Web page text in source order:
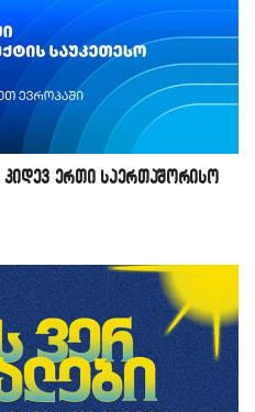
კიდევ ერთი საერთაშორისო